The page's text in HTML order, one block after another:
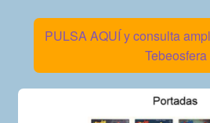
PULSA AQUÍ y consulta
Tebeosfera